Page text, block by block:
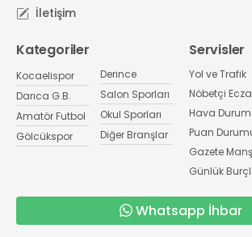
İletişim
Kategoriler
Kocaelispor
Darıca G.B.
Amatör Futbol
Gölcükspor
Derince
Salon Sporları
Okul Sporları
Diğer Branşlar
Servisler
Yol ve Trafik
Nöbetçi
Hava
Puan
Gazete
Günlük
Whatsapp İhbar